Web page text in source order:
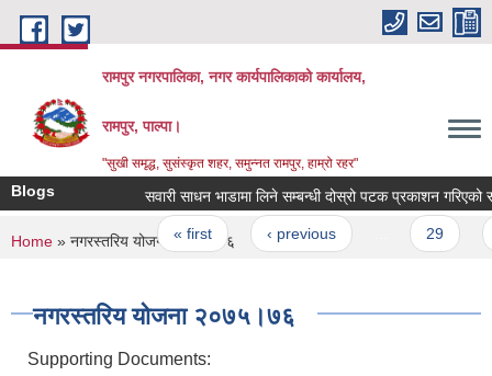
Skip to main content
रामपुर नगरपालिका, नगर कार्यपालिकाको कार्यालय,
रामपुर, पाल्पा।
"सुखी समृद्ध, सुसंस्कृत शहर, समुन्नत रामपुर, हाम्रो रहर"
Blogs सवारी साधन भाडामा लिने सम्बन्धी
Pages
« first ‹ previous
You are here
Home » नगरस्तरिय योजना २०७५।७६
नगरस्तरिय योजना २०७५।७६
Supporting Documents: